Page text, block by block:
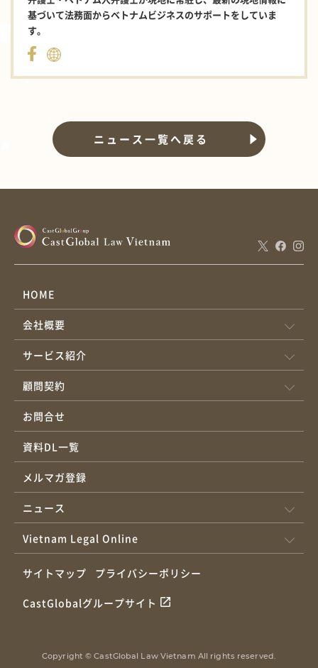
基づいて法務面からベトナムビジネスのサポートをしていま
す。
ニュース一覧へ戻る
HOME
会社概要
サービス紹介
顧問契約
お問合せ
資料DL一覧
メルマガ登録
ニュース
Vietnam Legal Online
サイトマップ プライバシーポリシー
CastGlobalグループサイト
Copyright © CastGlobal Law Vietnam All rights reserved.